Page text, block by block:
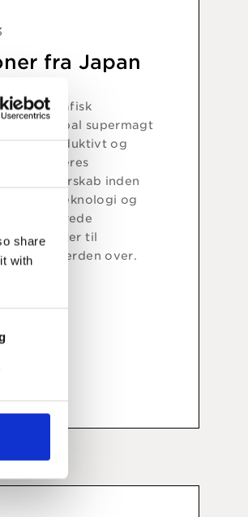
share
with
fra Japan
demografisk
er en global supermagt
”Et produktivt og
med deres
og lederskab inden
og
af avancerede
til
verden over.